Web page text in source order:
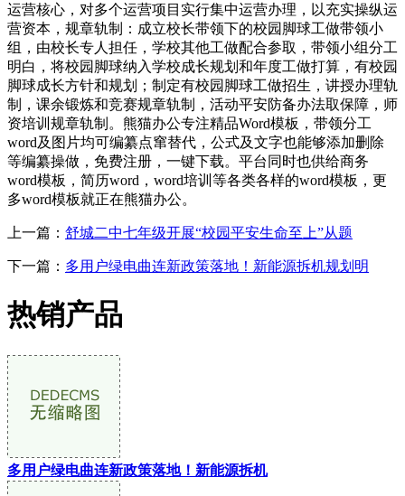
运营核心，对多个运营项目实行集中运营办理，以充实操纵运
营资本，规章轨制：成立校长带领下的校园脚球工做带领小
组，由校长专人担任，学校其他工做配合参取，带领小组分工
明白，将校园脚球纳入学校成长规划和年度工做打算，有校园
脚球成长方针和规划；制定有校园脚球工做招生，讲授办理轨
制，课余锻炼和竞赛规章轨制，活动平安防备办法取保障，师
资培训规章轨制。熊猫办公专注精品Word模板，带领分工
word及图片均可编纂点窜替代，公式及文字也能够添加删除
等编纂操做，免费注册，一键下载。平台同时也供给商务
word模板，简历word，word培训等各类各样的word模板，更
多word模板就正在熊猫办公。
上一篇： 舒城二中七年级开展“校园平安生命至上”从题
下一篇： 多用户绿电曲连新政策落地！新能源拆机规划明
热销产品
多用户绿电曲连新政策落地！新能源拆机